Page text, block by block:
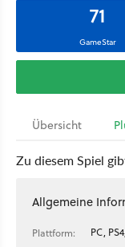
71
GameStar
Übersicht
Zu diesem Spiel
Allgemeine
Plattform:
PC,